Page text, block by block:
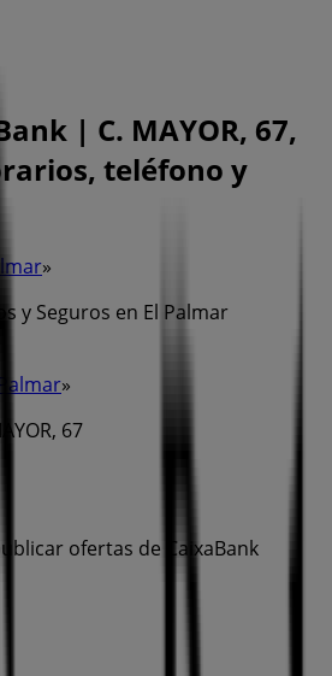
| C. MAYOR, 67,
teléfono y
»
y Seguros en El Palmar
»
67
ofertas de CaixaBank